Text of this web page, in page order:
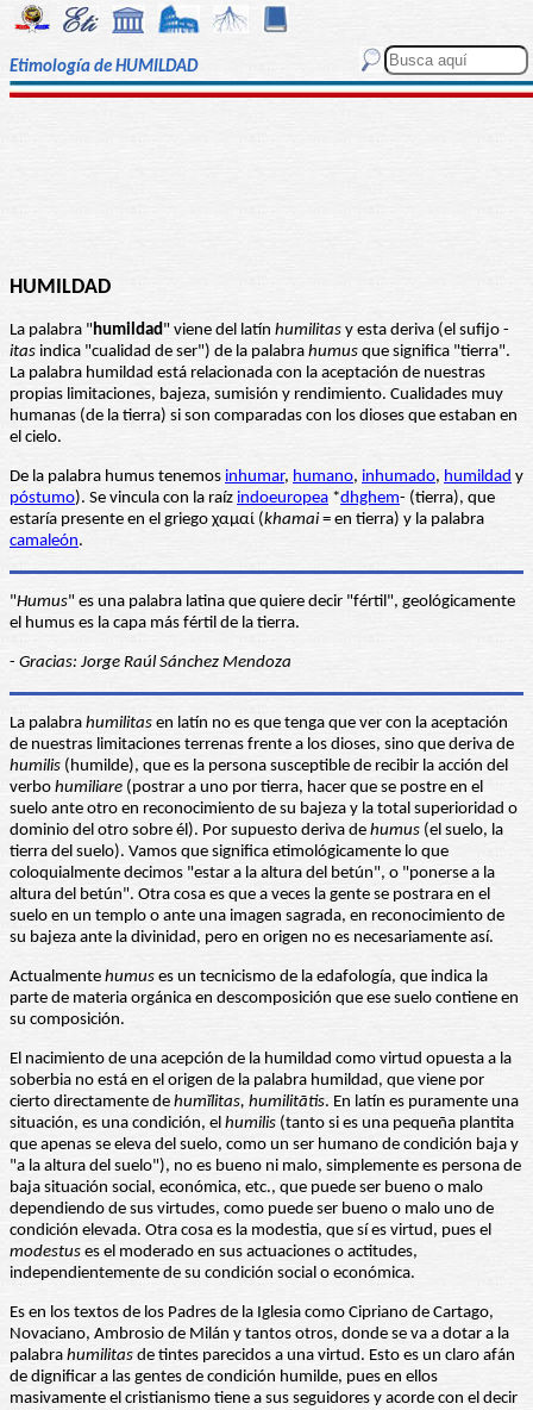
Etimología de HUMILDAD
HUMILDAD
La palabra "humildad" viene del latín humilitas y esta deriva (el sufijo -
itas indica "cualidad de ser") de la palabra humus que significa "tierra".
La palabra humildad está relacionada con la aceptación de nuestras
propias limitaciones, bajeza, sumisión y rendimiento. Cualidades muy
humanas (de la tierra) si son comparadas con los dioses que estaban en
el cielo.
De la palabra humus tenemos inhumar, humano, inhumado, humildad y
póstumo). Se vincula con la raíz indoeuropea *dhghem- (tierra), que
estaría presente en el griego χαμαί (khamai = en tierra) y la palabra
camaleón.
"Humus" es una palabra latina que quiere decir "fértil", geológicamente
el humus es la capa más fértil de la tierra.
- Gracias: Jorge Raúl Sánchez Mendoza
La palabra humilitas en latín no es que tenga que ver con la aceptación
de nuestras limitaciones terrenas frente a los dioses, sino que deriva de
humilis (humilde), que es la persona susceptible de recibir la acción del
verbo humiliare (postrar a uno por tierra, hacer que se postre en el
suelo ante otro en reconocimiento de su bajeza y la total superioridad o
dominio del otro sobre él). Por supuesto deriva de humus (el suelo, la
tierra del suelo). Vamos que significa etimológicamente lo que
coloquialmente decimos "estar a la altura del betún", o "ponerse a la
altura del betún". Otra cosa es que a veces la gente se postrara en el
suelo en un templo o ante una imagen sagrada, en reconocimiento de
su bajeza ante la divinidad, pero en origen no es necesariamente así.
Actualmente humus es un tecnicismo de la edafología, que indica la
parte de materia orgánica en descomposición que ese suelo contiene en
su composición.
El nacimiento de una acepción de la humildad como virtud opuesta a la
soberbia no está en el origen de la palabra humildad, que viene por
cierto directamente de humĭlitas, humilitātis. En latín es puramente una
situación, es una condición, el humilis (tanto si es una pequeña plantita
que apenas se eleva del suelo, como un ser humano de condición baja y
"a la altura del suelo"), no es bueno ni malo, simplemente es persona de
baja situación social, económica, etc., que puede ser bueno o malo
dependiendo de sus virtudes, como puede ser bueno o malo uno de
condición elevada. Otra cosa es la modestia, que sí es virtud, pues el
modestus es el moderado en sus actuaciones o actitudes,
independientemente de su condición social o económica.
Es en los textos de los Padres de la Iglesia como Cipriano de Cartago,
Novaciano, Ambrosio de Milán y tantos otros, donde se va a dotar a la
palabra humilitas de tintes parecidos a una virtud. Esto es un claro afán
de dignificar a las gentes de condición humilde, pues en ellos
masivamente el cristianismo tiene a sus seguidores y acorde con el decir